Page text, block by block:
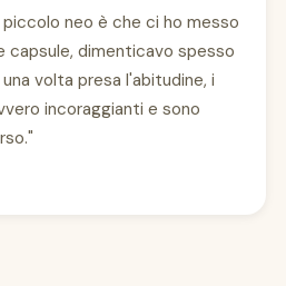
neo è che ci ho messo
capsule, dimenticavo spesso
volta presa l'abitudine, i
incoraggianti e sono